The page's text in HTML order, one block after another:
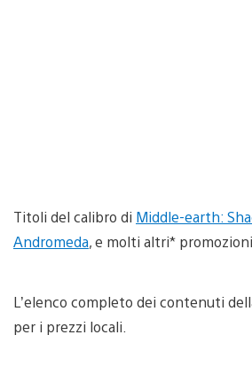
Titoli del calibro di Middle-earth:
Andromeda, e molti altri*
L’elenco completo dei contenuti
per i prezzi locali.